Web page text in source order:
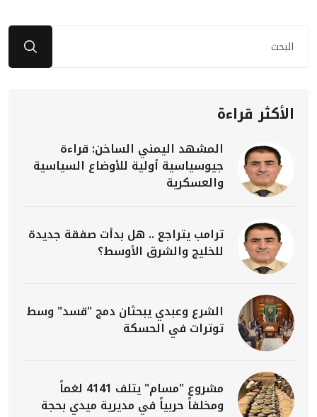
الأكثر قراءة
المشهد اليمني الساخن: قراءة
جيوسياسية أولية للأوضاع السياسية
والعسكرية
ترامب يتراجع .. هل بدأت صفقة جديدة
للخليج والشرق الأوسط؟
الشرع وعبدي يبحثان دمج "قسد" وسط
توترات في الحسكة
مشروع "مسام" يتلف 4141 لغماً
ومخلفاً حربياً في مديرية ميدي بحجة